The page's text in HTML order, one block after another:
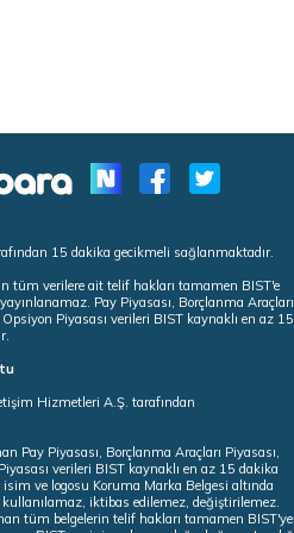
15 dakika gecikmeli sağlanmaktadır.
tüm verilere ait telif hakları tamamen BIST'e
Pay Piyasası, Borçlanma Araçları
Piyasası verileri BIST kaynaklı en az 15
Hizmetleri A.Ş. tarafından
Pay Piyasası, Borçlanma Araçları Piyasası,
verileri BIST kaynaklı en az 15 dakika
ve logosu Koruma Marka Belgesi altında
iktibas edilemez, değiştirilemez.
tüm belgelerin telif hakları tamamen BIST'ye